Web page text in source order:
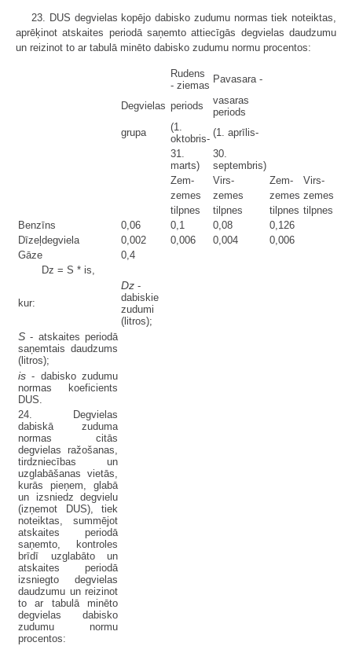
23. DUS degvielas kopējo dabisko zudumu normas tiek noteiktas,
aprēķinot atskaites periodā saņemto attiecīgās degvielas daudzumu
un reizinot to ar tabulā minēto dabisko zudumu normu procentos:
Rudens
- ziemas
Pavasara -
Degvielas periods
vasaras
periods
grupa
(1.
oktobris-
(1. aprīlis-
31.
marts)
30.
septembris)
Zem-
Virs- Zem-
Virs-
zemes
zemes zemes zemes
tilpnes
tilpnes tilpnes tilpnes
Benzīns
0,06 0,1 0,08
0,126
Dīzeļdegviela
0,002 0,006 0,004
0,006
Gāze
0,4
Dz = S * is,
kur:
Dz -
dabiskie
zudumi
(litros);
S - atskaites periodā
saņemtais daudzums
(litros);
is - dabisko zudumu
normas koeficients
DUS.
24. Degvielas
dabiskā zuduma
normas citās
degvielas ražošanas,
tirdzniecības un
uzglabāšanas vietās,
kurās pieņem, glabā
un izsniedz degvielu
(izņemot DUS), tiek
noteiktas, summējot
atskaites periodā
saņemto, kontroles
brīdī uzglabāto un
atskaites periodā
izsniegto degvielas
daudzumu un reizinot
to ar tabulā minēto
degvielas dabisko
zudumu normu
procentos: